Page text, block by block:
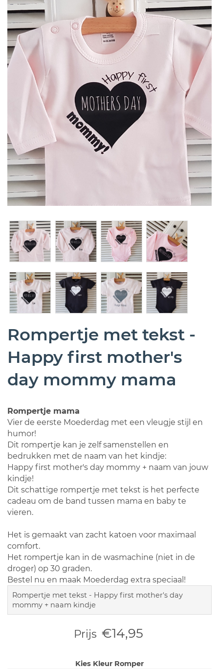
Rompertje met tekst -
Happy first mother's
day mommy mama
Rompertje mama
Vier de eerste Moederdag met een vleugje stijl en
humor!
Dit rompertje kan je zelf samenstellen en
bedrukken met de naam van het kindje:
Happy first mother's day mommy + naam van jouw
kindje!
Dit schattige rompertje met tekst is het perfecte
cadeau om de band tussen mama en baby te
vieren.
Het is gemaakt van zacht katoen voor maximaal
comfort.
Het rompertje kan in de wasmachine (niet in de
droger) op 30 graden.
Bestel nu en maak Moederdag extra speciaal!
Rompertje met tekst - Happy first mother's day
mommy + naam kindje
Prijs €14,95
Kies Kleur Romper